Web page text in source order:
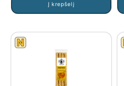
Į krepšelį